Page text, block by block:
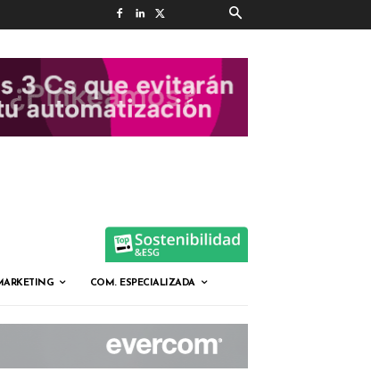
COM. ESPECIALIZADA